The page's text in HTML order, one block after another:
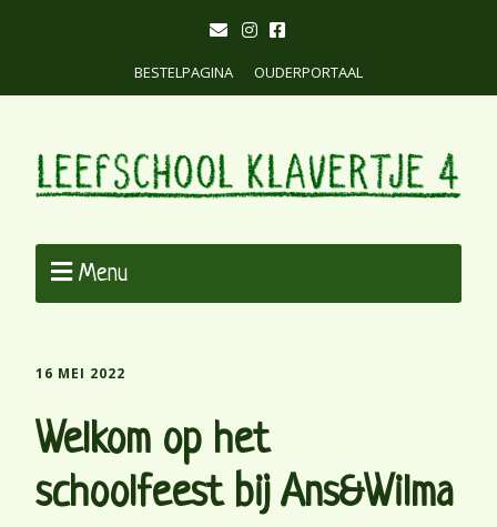
BESTELPAGINA OUDERPORTAAL
Menu
16 MEI 2022
Welkom op het
schoolfeest bij Ans&Wilma